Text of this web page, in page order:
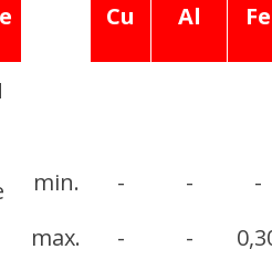
Cu Al Fe
min. - -
-
max.
- -